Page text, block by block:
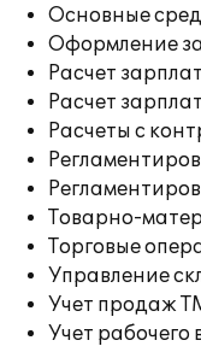
Основные
Оформление
Расчет
Расчет
Расчеты с
Товарно-
Торговые
Управление
Учет продаж
Учет рабочего